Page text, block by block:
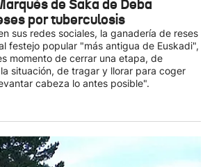
de Saka de Deba
por tuberculosis
sus redes sociales, la ganadería de reses
festejo popular "más antigua de Euskadi",
momento de cerrar una etapa, de
situación, de tragar y llorar para coger
cabeza lo antes posible".